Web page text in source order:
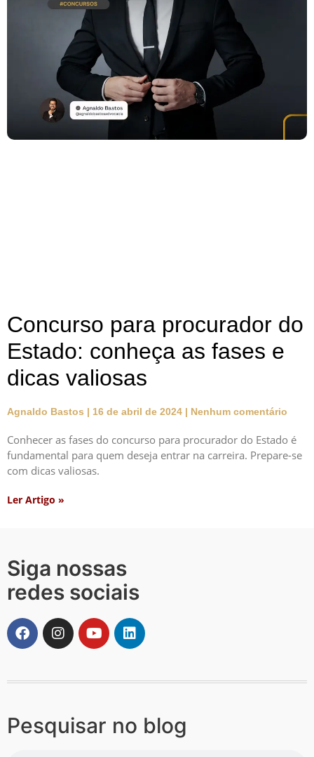
Concurso para procurador do
Estado: conheça as fases e
dicas valiosas
Agnaldo Bastos 16 de abril de 2024 Nenhum comentário
Conhecer as fases do concurso para procurador do Estado é
fundamental para quem deseja entrar na carreira. Prepare-se
com dicas valiosas.
Ler Artigo »
Siga nossas
redes sociais
Pesquisar no blog